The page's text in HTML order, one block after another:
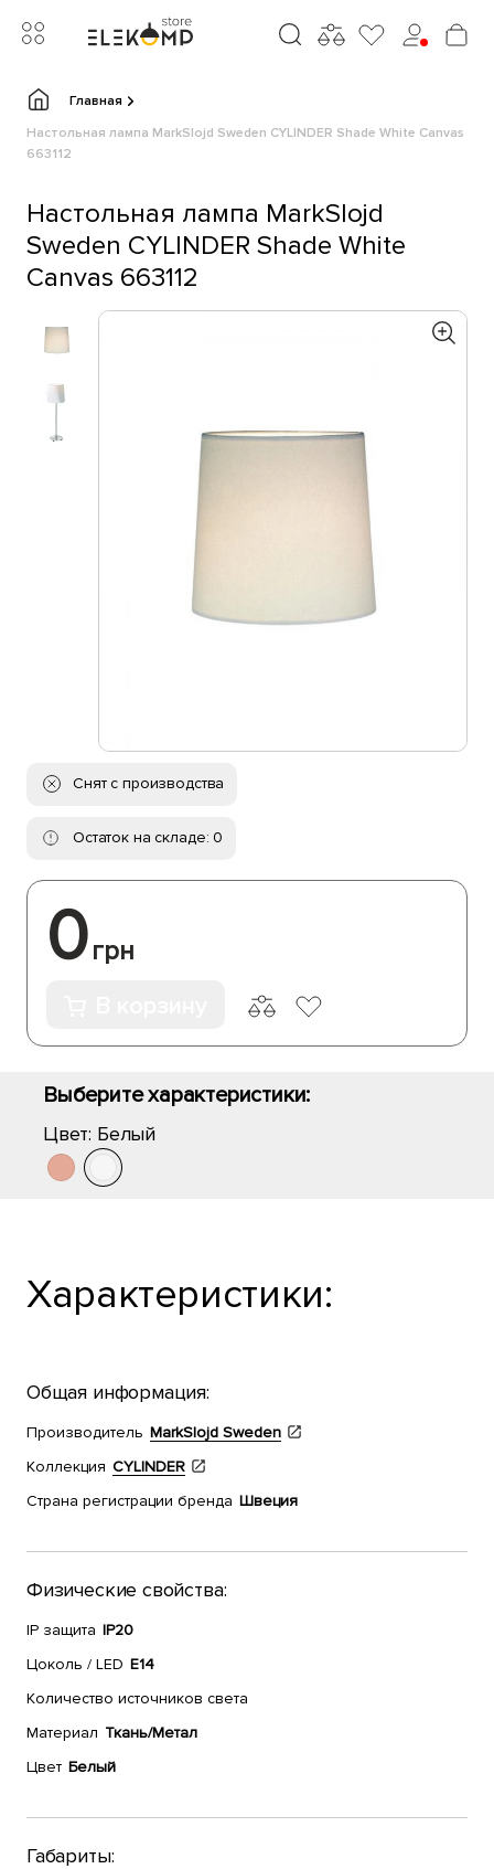
Главная
Настольная лампа MarkSlojd Sweden CYLINDER Shade White Canvas
663112
Настольная лампа MarkSlojd
Sweden CYLINDER Shade White
Canvas 663112
Снят с производства
Остаток на складе: 0
0грн
Выберите характеристики:
Цвет: Белый
Характеристики:
Общая информация:
Производитель MarkSlojd Sweden
Коллекция CYLINDER
Страна регистрации бренда Швеция
Физические свойства:
IP защита IP20
Цоколь / LED E14
Количество источников света
Материал Ткань/Метал
Цвет Белый
Габариты: